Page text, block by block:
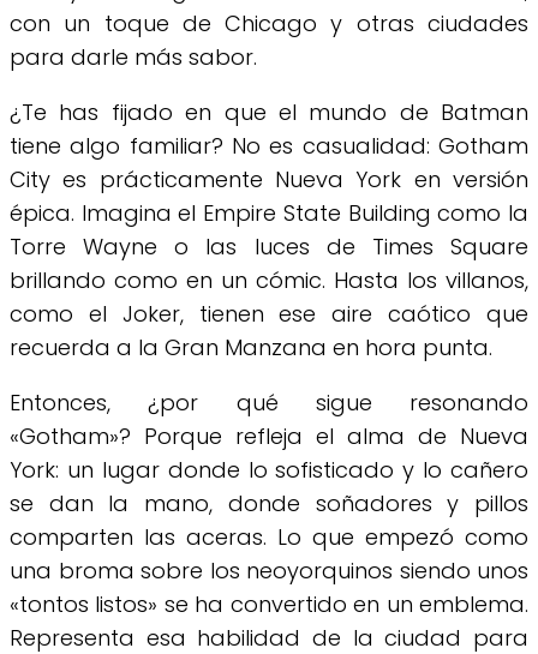
con un toque de Chicago y otras ciudades
para darle más sabor.
¿Te has fijado en que el mundo de Batman
tiene algo familiar? No es casualidad: Gotham
City es prácticamente Nueva York en versión
épica. Imagina el Empire State Building como la
Torre Wayne o las luces de Times Square
brillando como en un cómic. Hasta los villanos,
como el Joker, tienen ese aire caótico que
recuerda a la Gran Manzana en hora punta.
Entonces, ¿por qué sigue resonando
«Gotham»? Porque refleja el alma de Nueva
York: un lugar donde lo sofisticado y lo cañero
se dan la mano, donde soñadores y pillos
comparten las aceras. Lo que empezó como
una broma sobre los neoyorquinos siendo unos
«tontos listos» se ha convertido en un emblema.
Representa esa habilidad de la ciudad para